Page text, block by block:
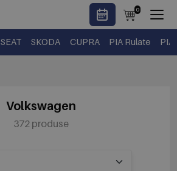
0
SEAT SKODA CUPRA PIA Rulate PIA
Volkswagen
372 produse